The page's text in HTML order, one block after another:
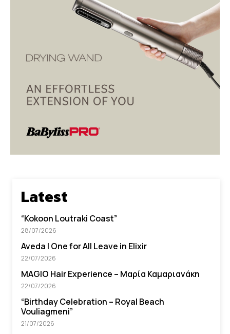
Latest
“Kokoon Loutraki Coast”
28/07/2026
Aveda I One for All Leave in Elixir
22/07/2026
MAGIO Hair Experience – Μαρία Καμαριανάκη
22/07/2026
“Βirthday Celebration – Royal Beach
Vouliagmeni”
21/07/2026